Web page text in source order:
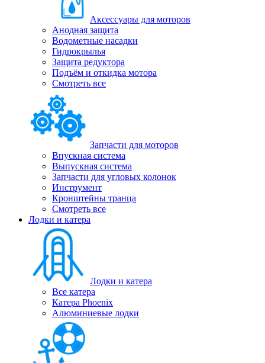
Аксессуары для моторов
Анодная защита
Водометные насадки
Гидрокрылья
Защита редуктора
Подъём и откидка мотора
Смотреть все
Запчасти для моторов
Впускная система
Выпускная система
Запчасти для угловых колонок
Инструмент
Кронштейны транца
Смотреть все
Лодки и катера
Лодки и катера
Все катера
Катера Phoenix
Алюминиевые лодки